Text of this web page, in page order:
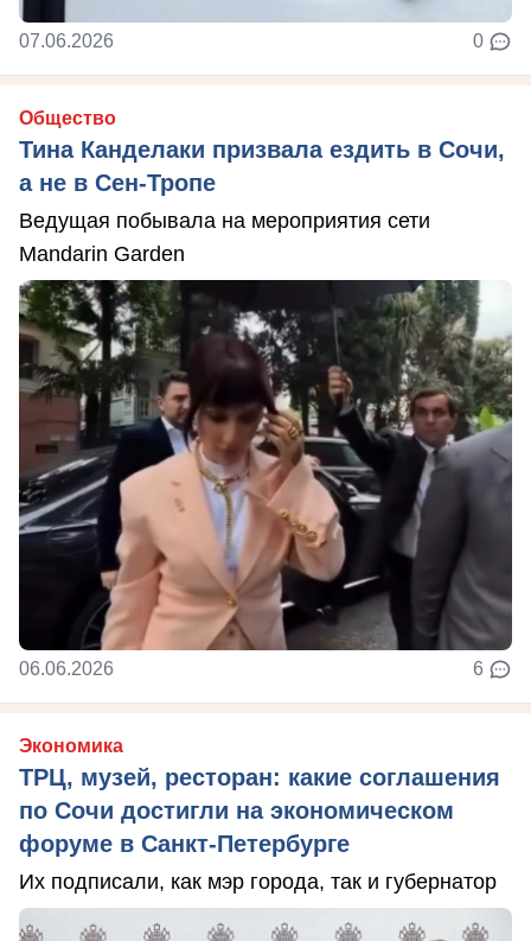
07.06.2026 0
Общество
Тина Канделаки призвала ездить в Сочи,
а не в Сен-Тропе
Ведущая побывала на мероприятия сети
Mandarin Garden
06.06.2026 6
Экономика
ТРЦ, музей, ресторан: какие соглашения
по Сочи достигли на экономическом
форуме в Санкт-Петербурге
Их подписали, как мэр города, так и губернатор